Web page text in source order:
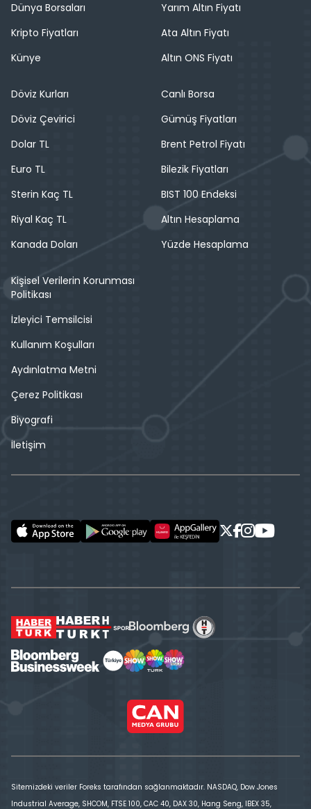
Dünya Borsaları
Kripto Fiyatları
Künye
Yarım Altın Fiyatı
Ata Altın Fiyatı
Altın ONS Fiyatı
Döviz Kurları
Döviz Çevirici
Dolar TL
Euro TL
Sterin Kaç TL
Riyal Kaç TL
Kanada Doları
Canlı Borsa
Gümüş Fiyatları
Brent Petrol Fiyatı
Bilezik Fiyatları
BIST 100 Endeksi
Altın Hesaplama
Yüzde Hesaplama
Kişisel Verilerin Korunması
Politikası
İzleyici Temsilcisi
Kullanım Koşulları
Aydınlatma Metni
Çerez Politikası
Biyografi
İletişim
Sitemizdeki veriler Foreks tarafından sağlanmaktadır. NASDAQ, Dow Jones
Industrial Average, SHCOM, FTSE 100, CAC 40, DAX 30, Hang Seng, IBEX 35,